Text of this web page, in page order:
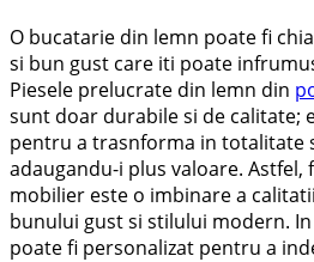
O bucatarie din lemn poate fi
si bun gust care iti poate
Piesele prelucrate din lemn din
sunt doar durabile si de calitate;
pentru a trasnforma in totalitate
adaugandu-i plus valoare. Astfel,
mobilier este o imbinare a
bunului gust si stilului modern.
poate fi personalizat pentru a